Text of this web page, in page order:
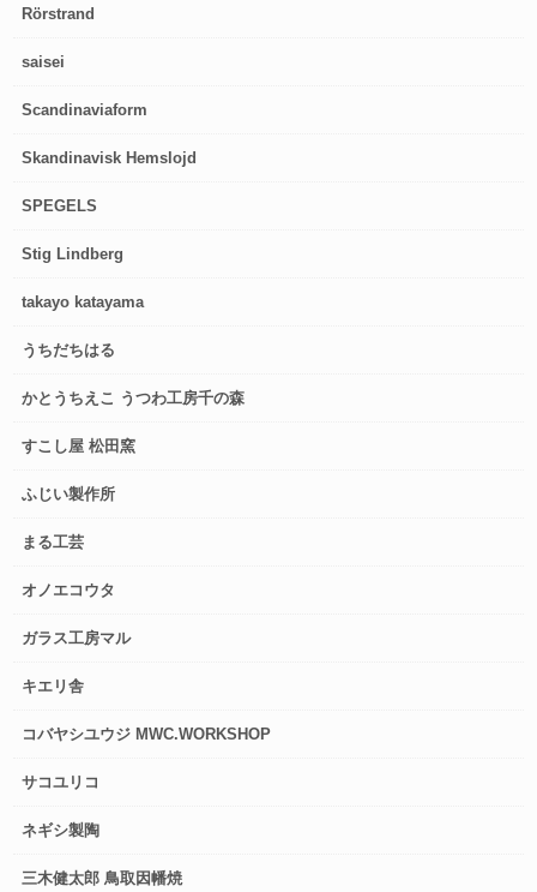
Rörstrand
saisei
Scandinaviaform
Skandinavisk Hemslojd
SPEGELS
Stig Lindberg
takayo katayama
うちだちはる
かとうちえこ うつわ工房千の森
すこし屋 松田窯
ふじい製作所
まる工芸
オノエコウタ
ガラス工房マル
キエリ舎
コバヤシユウジ MWC.WORKSHOP
サコユリコ
ネギシ製陶
三木健太郎 鳥取因幡焼